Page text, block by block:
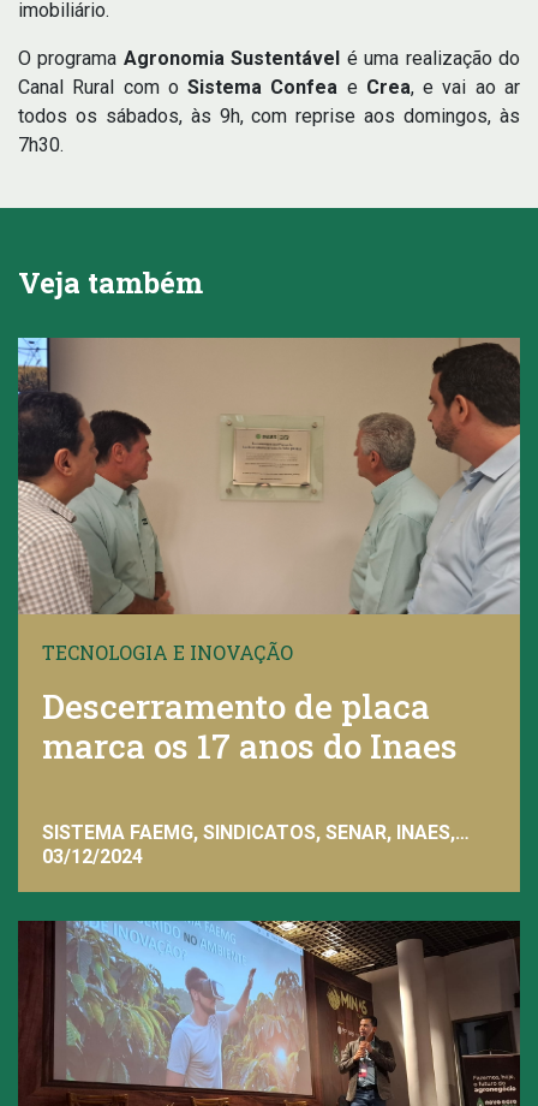
imobiliário.
O programa Agronomia Sustentável é uma realização do
Canal Rural com oSistema Confea e Crea, e vai ao ar
todos os sábados, às 9h, com reprise aos domingos, às
7h30.
Veja também
TECNOLOGIA E INOVAÇÃO
Descerramento de placa
marca os 17 anos do Inaes
SISTEMA FAEMG, SINDICATOS, SENAR, INAES,
FAEMG
03/12/2024